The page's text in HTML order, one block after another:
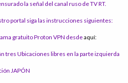
la señal del canal ruso de TV RT.
portal siga las instrucciones siguientes:
gratuito Proton VPN desdeaquí:
tres Ubicaciones libres en la parte izquierda
JAPÓN